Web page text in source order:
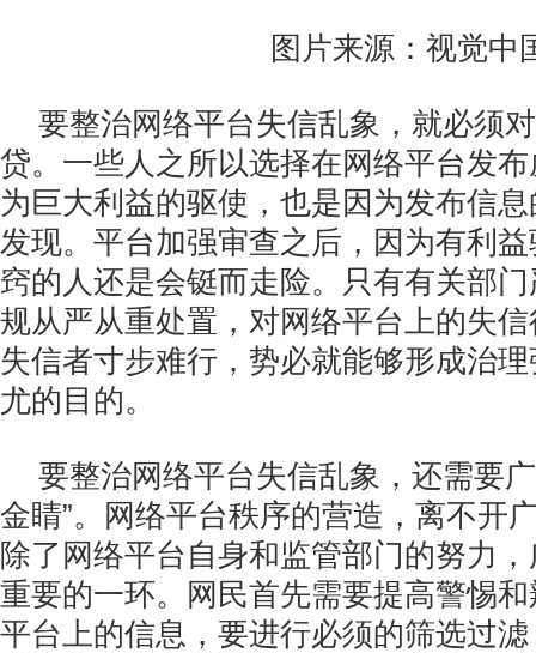
图片来源：视觉中
要整治网络平台失信乱象，就必须
贷。一些人之所以选择在网络平台发
为巨大利益的驱使，也是因为发布信
发现。平台加强审查之后，因为有利
窍的人还是会铤而走险。只有有关部
规从严从重处置，对网络平台上的失
失信者寸步难行，势必就能够形成治
尤的目的。
要整治网络平台失信乱象，还需要
金睛”。网络平台秩序的营造，离不开
除了网络平台自身和监管部门的努力
重要的一环。网民首先需要提高警惕
平台上的信息，要进行必须的筛选过